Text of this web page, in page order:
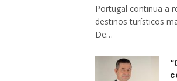
Portugal continua a
destinos turísticos
De…